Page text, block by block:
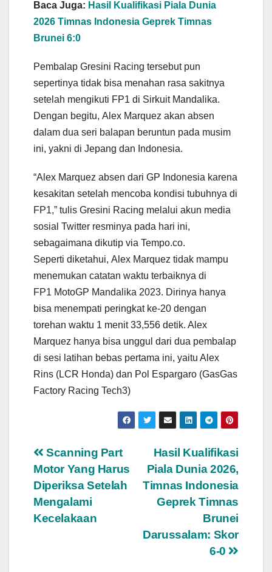
Baca Juga: Hasil Kualifikasi Piala Dunia
2026 Timnas Indonesia Geprek Timnas
Brunei 6:0
Pembalap Gresini Racing tersebut pun
sepertinya tidak bisa menahan rasa sakitnya
setelah mengikuti FP1 di Sirkuit Mandalika.
Dengan begitu, Alex Marquez akan absen
dalam dua seri balapan beruntun pada musim
ini, yakni di Jepang dan Indonesia.
“Alex Marquez absen dari GP Indonesia karena
kesakitan setelah mencoba kondisi tubuhnya di
FP1,” tulis Gresini Racing melalui akun media
sosial Twitter resminya pada hari ini,
sebagaimana dikutip via Tempo.co.
Seperti diketahui, Alex Marquez tidak mampu
menemukan catatan waktu terbaiknya di
FP1 MotoGP Mandalika 2023. Dirinya hanya
bisa menempati peringkat ke-20 dengan
torehan waktu 1 menit 33,556 detik. Alex
Marquez hanya bisa unggul dari dua pembalap
di sesi latihan bebas pertama ini, yaitu Alex
Rins (LCR Honda) dan Pol Espargaro (GasGas
Factory Racing Tech3)
Navigasi
pos
Hasil Kualifikasi
Piala Dunia 2026,
Timnas Indonesia
Geprek Timnas
Brunei
Darussalam: Skor
6-0
Scanning Part
Motor Yang Harus
Diperiksa Setelah
Mengalami
Kecelakaan